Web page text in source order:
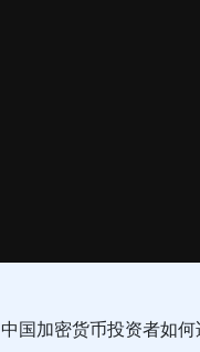
中国加密货币投资者如